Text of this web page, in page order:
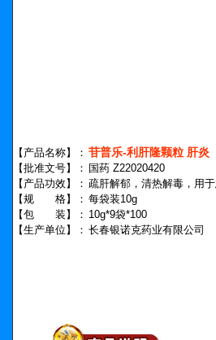
【产品名称】： 苷普乐-利肝隆颗粒 肝炎
【批准文号】： 国药 Z22020420
【产品功效】： 疏肝解郁，清热解毒，用
【规 格】： 每袋装10g
【包 装】： 10g*9袋*100
【生产单位】： 长春银诺克药业有限公司